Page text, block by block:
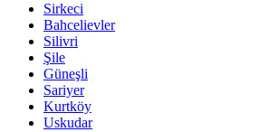
Sirkeci
Bahcelievler
Silivri
Şile
Güneşli
Sariyer
Kurtköy
Uskudar